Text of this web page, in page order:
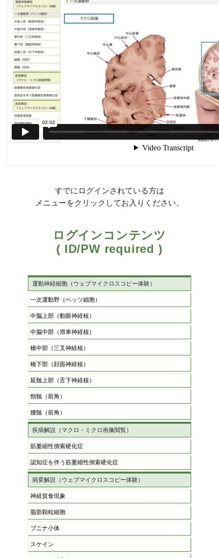
すでにログインされている方は
メニューをクリックしてお入りください。
ログインコンテンツ
( ID/PW required )
運動神経細胞（ウェブマイクロスコピー体験）
一次運動野（ベッツ細胞）
中脳上部（動眼神経核）
中脳中部（滑車神経核）
橋中部（三叉神経核）
橋下部（顔面神経核）
延髄上部（舌下神経核）
頸髄（前角）
腰髄（前角）
疾病解説（マクロ・ミクロ画像閲覧）
筋萎縮性側索硬化症
認知症を伴う筋萎縮性側索硬化症
病変解説（ウェブマイクロスコピー体験）
神経貧食現象
脂肪顆粒細胞
ブニナ小体
スケイン